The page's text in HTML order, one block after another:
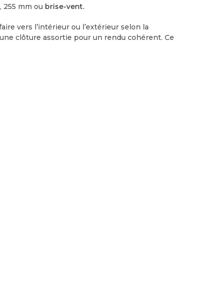
255 mm ou brise-vent.
vers l’intérieur ou l’extérieur selon la
clôture assortie pour un rendu cohérent. Ce